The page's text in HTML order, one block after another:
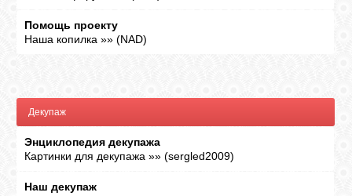
ГАЛЕРЕЯ
ШКОЛА
Помощь проекту
Наша копилка »» (NAD)
Декупаж
Энциклопедия декупажа
Картинки для декупажа »» (sergled2009)
Наш декупаж